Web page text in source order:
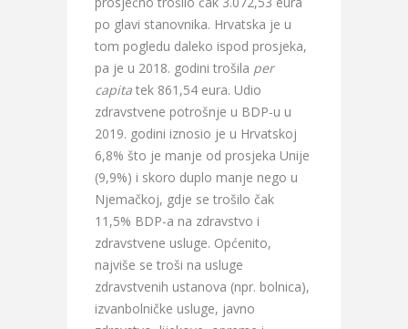
po glavi stanovnika. Hrvatska je u
tom pogledu daleko ispod prosjeka,
pa je u 2018. godini trošila per
capita tek 861,54 eura. Udio
zdravstvene potrošnje u BDP-u u
2019. godini iznosio je u Hrvatskoj
6,8% što je manje od prosjeka Unije
(9,9%) i skoro duplo manje nego u
Njemačkoj, gdje se trošilo čak
11,5% BDP-a na zdravstvo i
zdravstvene usluge. Općenito,
najviše se troši na usluge
zdravstvenih ustanova (npr. bolnica),
izvanbolničke usluge, javno